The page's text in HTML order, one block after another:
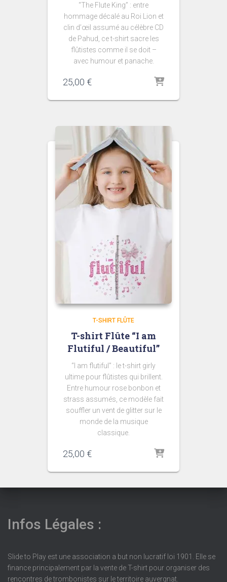
“The Flute King” : entre
hommage décalé au Roi Lion et
clin d’œil assumé au célèbre CD
de Pahud, ce t-shirt sacre les
flûtistes comme il se doit –
avec humour et panache.
25,00 €
T-SHIRT FLÛTE
T-shirt Flûte “I am
Flutiful / Beautiful”
“I am flutiful” : le t-shirt girly
ultime pour flûtistes qui brillent.
Entre humour rose bonbon et
strass assumés, ce modèle fait
souffler un vent de glitter sur le
monde de la musique
classique.
25,00 €
Infos Légales :
Slide to Play est une association a but non lucratif loi 1901. Elle se
finance principalement par la vente de T-shirt pour organiser des
rencontres de trombonistes sur le territoire auvergnat.